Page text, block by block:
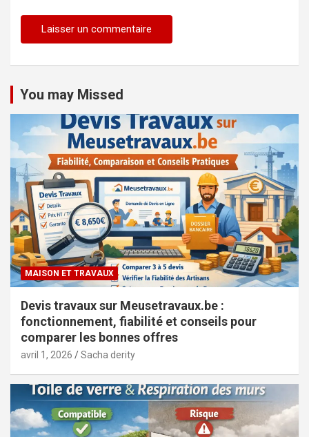
You may Missed
MAISON ET TRAVAUX
Devis travaux sur Meusetravaux.be :
fonctionnement, fiabilité et conseils pour
comparer les bonnes offres
avril 1, 2026 Sacha derity